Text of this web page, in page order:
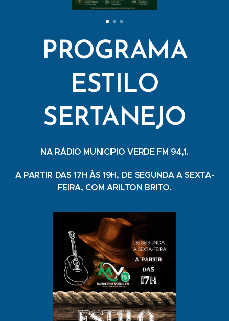
PROGRAMA
ESTILO
SERTANEJO
NA RÁDIO MUNICIPIO VERDE FM 94,1.
A PARTIR DAS 17H ÀS 19H, DE SEGUNDA A SEXTA-
FEIRA, COM ARILTON BRITO.